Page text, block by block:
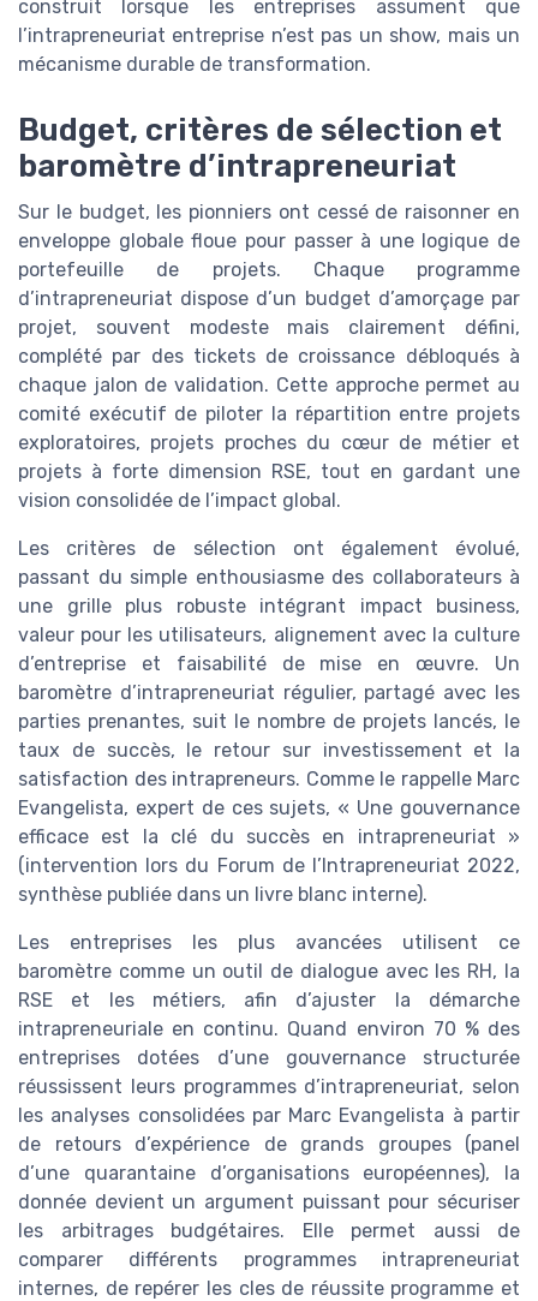
construit lorsque les entreprises assument que
l’intrapreneuriat entreprise n’est pas un show, mais un
mécanisme durable de transformation.
Budget, critères de sélection et
baromètre d’intrapreneuriat
Sur le budget, les pionniers ont cessé de raisonner en
enveloppe globale floue pour passer à une logique de
portefeuille de projets. Chaque programme
d’intrapreneuriat dispose d’un budget d’amorçage par
projet, souvent modeste mais clairement défini,
complété par des tickets de croissance débloqués à
chaque jalon de validation. Cette approche permet au
comité exécutif de piloter la répartition entre projets
exploratoires, projets proches du cœur de métier et
projets à forte dimension RSE, tout en gardant une
vision consolidée de l’impact global.
Les critères de sélection ont également évolué,
passant du simple enthousiasme des collaborateurs à
une grille plus robuste intégrant impact business,
valeur pour les utilisateurs, alignement avec la culture
d’entreprise et faisabilité de mise en œuvre. Un
baromètre d’intrapreneuriat régulier, partagé avec les
parties prenantes, suit le nombre de projets lancés, le
taux de succès, le retour sur investissement et la
satisfaction des intrapreneurs. Comme le rappelle Marc
Evangelista, expert de ces sujets, « Une gouvernance
efficace est la clé du succès en intrapreneuriat »
(intervention lors du Forum de l’Intrapreneuriat 2022,
synthèse publiée dans un livre blanc interne).
Les entreprises les plus avancées utilisent ce
baromètre comme un outil de dialogue avec les RH, la
RSE et les métiers, afin d’ajuster la démarche
intrapreneuriale en continu. Quand environ 70 % des
entreprises dotées d’une gouvernance structurée
réussissent leurs programmes d’intrapreneuriat, selon
les analyses consolidées par Marc Evangelista à partir
de retours d’expérience de grands groupes (panel
d’une quarantaine d’organisations européennes), la
donnée devient un argument puissant pour sécuriser
les arbitrages budgétaires. Elle permet aussi de
comparer différents programmes intrapreneuriat
internes, de repérer les cles de réussite programme et